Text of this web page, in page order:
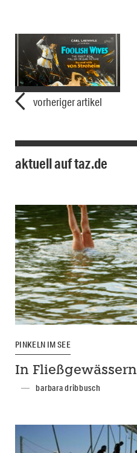
vorheriger artikel
aktuell auf taz.de
PINKELN IM SEE
In Fließgewässern
barbara dribbusch